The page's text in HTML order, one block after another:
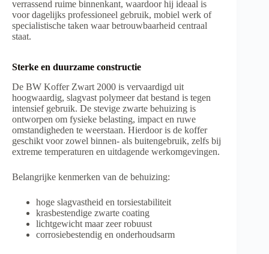
verrassend ruime binnenkant, waardoor hij ideaal is
voor dagelijks professioneel gebruik, mobiel werk of
specialistische taken waar betrouwbaarheid centraal
staat.
Sterke en duurzame constructie
De BW Koffer Zwart 2000 is vervaardigd uit
hoogwaardig, slagvast polymeer dat bestand is tegen
intensief gebruik. De stevige zwarte behuizing is
ontworpen om fysieke belasting, impact en ruwe
omstandigheden te weerstaan. Hierdoor is de koffer
geschikt voor zowel binnen- als buitengebruik, zelfs bij
extreme temperaturen en uitdagende werkomgevingen.
Belangrijke kenmerken van de behuizing:
hoge slagvastheid en torsiestabiliteit
krasbestendige zwarte coating
lichtgewicht maar zeer robuust
corrosiebestendig en onderhoudsarm